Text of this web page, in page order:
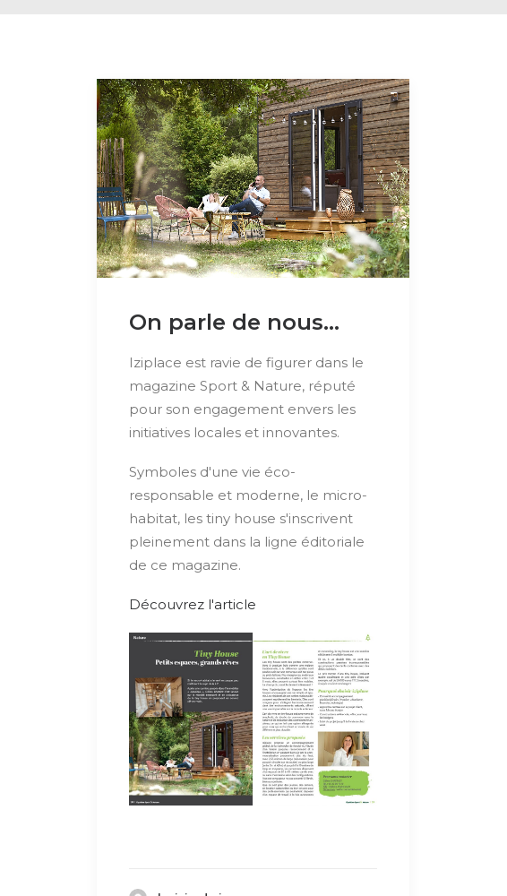
On parle de nous...
Iziplace est ravie de figurer dans le
magazine Sport & Nature, réputé
pour son engagement envers les
initiatives locales et innovantes.
Symboles d'une vie éco-
responsable et moderne, le micro-
habitat, les tiny house s'inscrivent
pleinement dans la ligne éditoriale
de ce magazine.
Découvrez l'article